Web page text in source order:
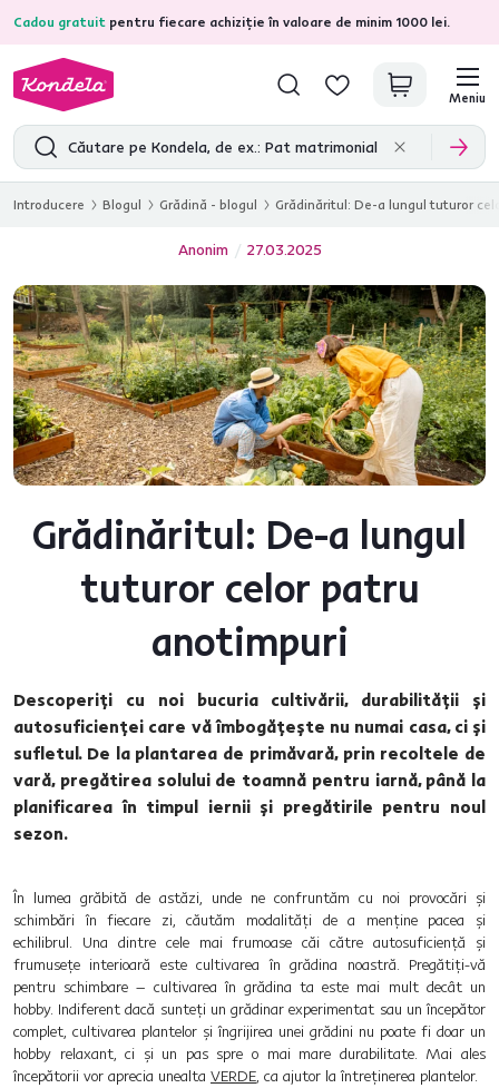
Cadou gratuit pentru fiecare achiziție în valoare de minim 1000 lei.
4,7 31.333recenzii de produs verificate
Meniu
Introducere Blogul Grădină - blogul Grădinăritul: De-a lungul tuturor
Anonim 27.03.2025
Grădinăritul: De-a lungul
tuturor celor patru
anotimpuri
Descoperiți cu noi bucuria cultivării, durabilității și
autosuficienței care vă îmbogățește nu numai casa, ci și
sufletul. De la plantarea de primăvară, prin recoltele de
vară, pregătirea solului de toamnă pentru iarnă, până la
planificarea în timpul iernii și pregătirile pentru noul
sezon.
În lumea grăbită de astăzi, unde ne confruntăm cu noi provocări și
schimbări în fiecare zi, căutăm modalități de a menține pacea și
echilibrul. Una dintre cele mai frumoase căi către autosuficiență și
frumusețe interioară este cultivarea în grădina noastră. Pregătiți-vă
pentru schimbare – cultivarea în grădina ta este mai mult decât un
hobby. Indiferent dacă sunteți un grădinar experimentat sau un începător
complet, cultivarea plantelor și îngrijirea unei grădini nu poate fi doar un
hobby relaxant, ci și un pas spre o mai mare durabilitate. Mai ales
începătorii vor aprecia unealta VERDE, ca ajutor la întreținerea plantelor.